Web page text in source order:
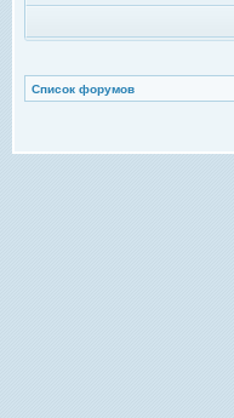
Список форумов